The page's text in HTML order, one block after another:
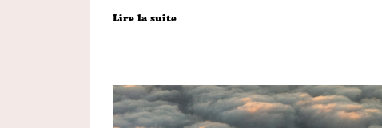
Lire la suite